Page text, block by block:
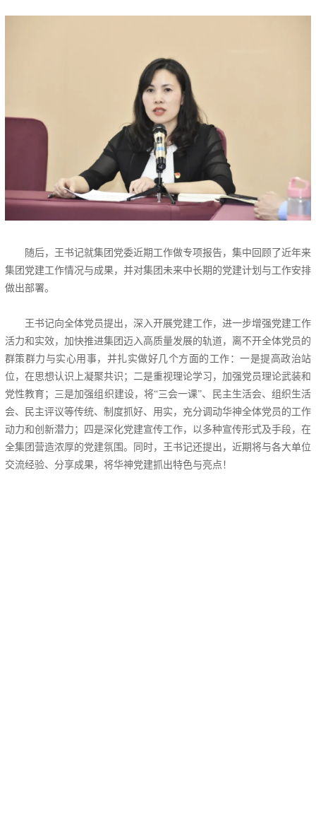
随后，王书记就集团党委近期工作做专项报告，集中回顾了近年来
集团党建工作情况与成果，并对集团未来中长期的党建计划与工作安排
做出部署。
王书记向全体党员提出，深入开展党建工作，进一步增强党建工作
活力和实效，加快推进集团迈入高质量发展的轨道，离不开全体党员的
群策群力与实心用事，并扎实做好几个方面的工作：一是提高政治站
位，在思想认识上凝聚共识；二是重视理论学习，加强党员理论武装和
党性教育；三是加强组织建设，将“三会一课”、民主生活会、组织生活
会、民主评议等传统、制度抓好、用实，充分调动华神全体党员的工作
动力和创新潜力；四是深化党建宣传工作，以多种宣传形式及手段，在
全集团营造浓厚的党建氛围。同时，王书记还提出，近期将与各大单位
交流经验、分享成果，将华神党建抓出特色与亮点！